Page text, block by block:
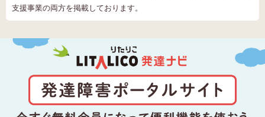
支援事業の両方を掲載しております。